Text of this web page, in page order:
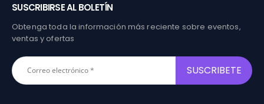
SUSCRIBIRSE AL BOLETÍN
Obtenga toda la información más reciente sobre eventos,
ventas y ofertas